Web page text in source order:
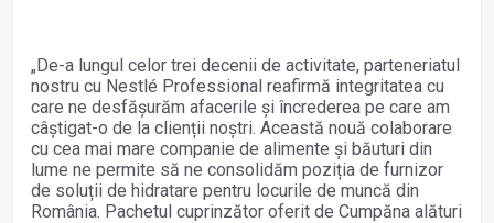
„De-a lungul celor trei decenii de activitate, parteneriatul
nostru cu Nestlé Professional reafirmă integritatea cu
care ne desfășurăm afacerile și încrederea pe care am
câștigat-o de la clienții noștri. Această nouă colaborare
cu cea mai mare companie de alimente și băuturi din
lume ne permite să ne consolidăm poziția de furnizor
de soluții de hidratare pentru locurile de muncă din
România. Pachetul cuprinzător oferit de Cumpăna alături